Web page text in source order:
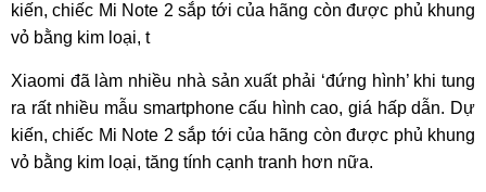
kiến, chiếc Mi Note 2 sắp tới của hãng còn được phủ khung
vỏ bằng kim loại, t
Xiaomi đã làm nhiều nhà sản xuất phải ‘đứng hình’ khi tung
ra rất nhiều mẫu smartphone cấu hình cao, giá hấp dẫn. Dự
kiến, chiếc Mi Note 2 sắp tới của hãng còn được phủ khung
vỏ bằng kim loại, tăng tính cạnh tranh hơn nữa.